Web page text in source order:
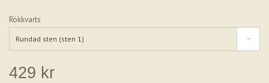
Rökkvarts
Rundad sten (sten 1)
429 kr